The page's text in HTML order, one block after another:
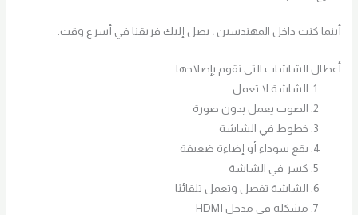
أينما كنت داخل المهندسين ، يصل إليك فريقنا في أسرع وقت.
أعطال الشاشات التي نقوم بإصلاحها
الشاشة لا تعمل
الصوت يعمل بدون صورة
خطوط في الشاشة
بقع سوداء أو إضاءة ضعيفة
كسر في الشاشة
الشاشة تفصل وتعمل تلقائيًا
مشكلة في مدخل HDMI